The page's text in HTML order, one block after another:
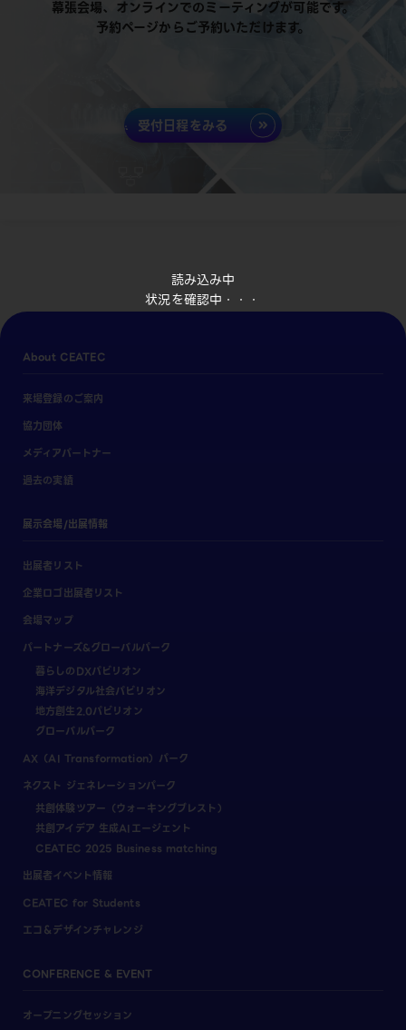
読み込み中
状況を確認中・・・
幕張会場、オンラインでのミーティングが可能です。
予約ページからご予約いただけます。
受付日程をみる
About CEATEC
来場登録のご案内
協力団体
メディアパートナー
過去の実績
展示会場/出展情報
出展者リスト
企業ロゴ出展者リスト
会場マップ
パートナーズ&グローバルパーク
暮らしのDXパビリオン
海洋デジタル社会パビリオン
地方創生2.0パビリオン
グローバルパーク
AX（AI Transformation）パーク
ネクスト ジェネレーションパーク
共創体験ツアー（ウォーキングブレスト）
共創アイデア 生成AIエージェント
CEATEC 2025 Business matching
出展者イベント情報
CEATEC for Students
エコ＆デザインチャレンジ
CONFERENCE & EVENT
オープニングセッション